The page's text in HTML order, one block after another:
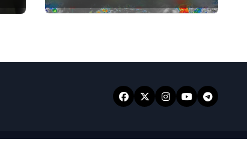
sureste mexicano